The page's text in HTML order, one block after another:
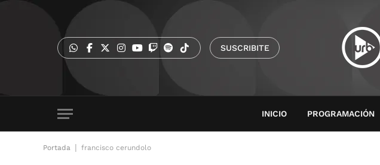
SUSCRIBITE
INICIO PROGRAMACIÓN
Portada francisco cerundolo